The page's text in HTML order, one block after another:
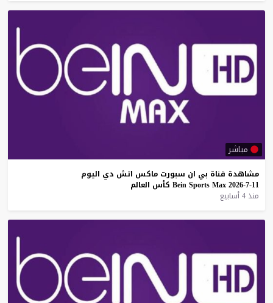
مباشر
مشاهدة قناة بي ان سبورت ماكس اتش دي اليوم
11-7-2026
Bein Sports Max كأس العالم
منذ 4 أسابيع